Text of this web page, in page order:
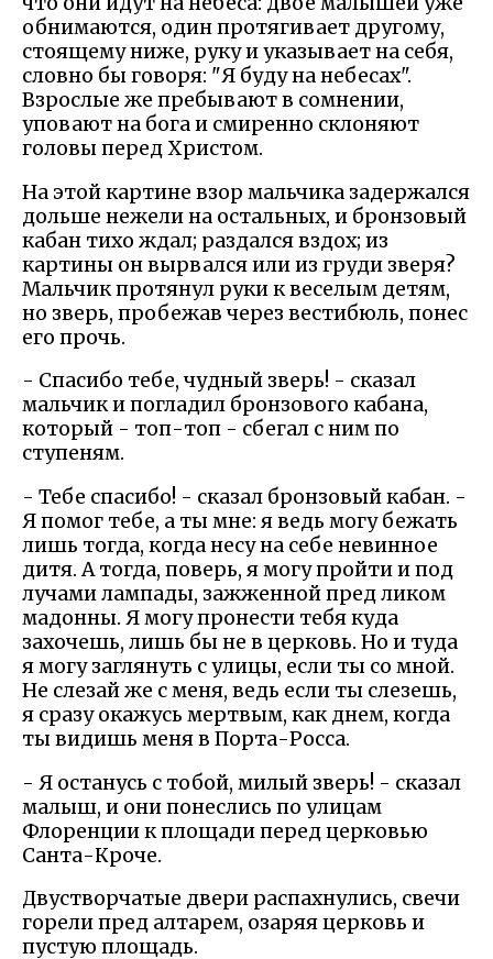
обнимаются, один протягивает другому,
стоящему ниже, руку и указывает на себя,
словно бы говоря: "Я буду на небесах".
Взрослые же пребывают в сомнении,
уповают на бога и смиренно склоняют
головы перед Христом.
На этой картине взор мальчика задержался
дольше нежели на остальных, и бронзовый
кабан тихо ждал; раздался вздох; из
картины он вырвался или из груди зверя?
Мальчик протянул руки к веселым детям,
но зверь, пробежав через вестибюль, понес
его прочь.
- Спасибо тебе, чудный зверь! - сказал
мальчик и погладил бронзового кабана,
который - топ-топ - сбегал с ним по
ступеням.
- Тебе спасибо! - сказал бронзовый кабан. -
Я помог тебе, а ты мне: я ведь могу бежать
лишь тогда, когда несу на себе невинное
дитя. А тогда, поверь, я могу пройти и под
лучами лампады, зажженной пред ликом
мадонны. Я могу пронести тебя куда
захочешь, лишь бы не в церковь. Но и туда
я могу заглянуть с улицы, если ты со мной.
Не слезай же с меня, ведь если ты слезешь,
я сразу окажусь мертвым, как днем, когда
ты видишь меня в Порта-Росса.
- Я останусь с тобой, милый зверь! - сказал
малыш, и они понеслись по улицам
Флоренции к площади перед церковью
Санта-Кроче.
Двустворчатые двери распахнулись, свечи
горели пред алтарем, озаряя церковь и
пустую площадь.